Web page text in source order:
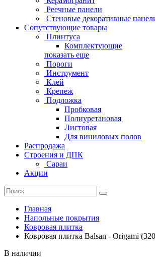
Реечные панели
Стеновые декоративные
Сопутствующие товары
Плинтуса
Комплектующие
показать еще
Пороги
Инструмент
Клей
Крепеж
Подложка
Пробковая
Полиуретановая
Листовая
Для виниловых полов
Распродажа
Строения и ДПК
Сараи
Акции
Главная
Напольные покрытия
Ковровая плитка
Ковровая плитка Balsan - Origami
В наличии